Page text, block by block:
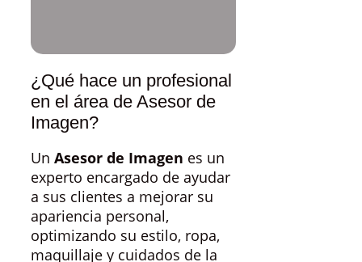
¿Qué hace un profesional
en el área de Asesor de
Imagen?
Un Asesor de Imagen es un
experto encargado de ayudar
a sus clientes a mejorar su
apariencia personal,
optimizando su estilo, ropa,
maquillaje y cuidados de la